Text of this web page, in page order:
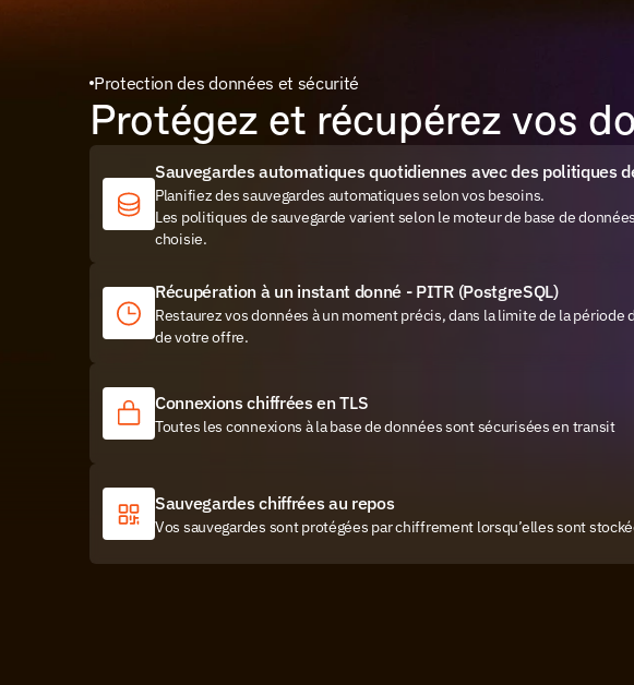
Protection des données et sécurité
Protégez et récupérez vos
Sauvegardes automatiques quotidiennes avec des politiques
Planifiez des sauvegardes automatiques selon vos besoins.
Les politiques de sauvegarde varient selon le moteur de base de
choisie.
Récupération à un instant donné - PITR (PostgreSQL)
Restaurez vos données à un moment précis, dans la limite de la période
de votre offre.
Connexions chiffrées en TLS
Toutes les connexions à la base de données sont sécurisées en transit
Sauvegardes chiffrées au repos
Vos sauvegardes sont protégées par chiffrement lorsqu’elles sont